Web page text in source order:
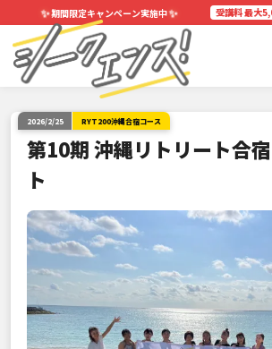
✨期間限定キャンペーン実施中✨ 受講料 最大
2026/2/25 RYT200沖縄合宿コース
第10期 沖縄リトリート合
ト